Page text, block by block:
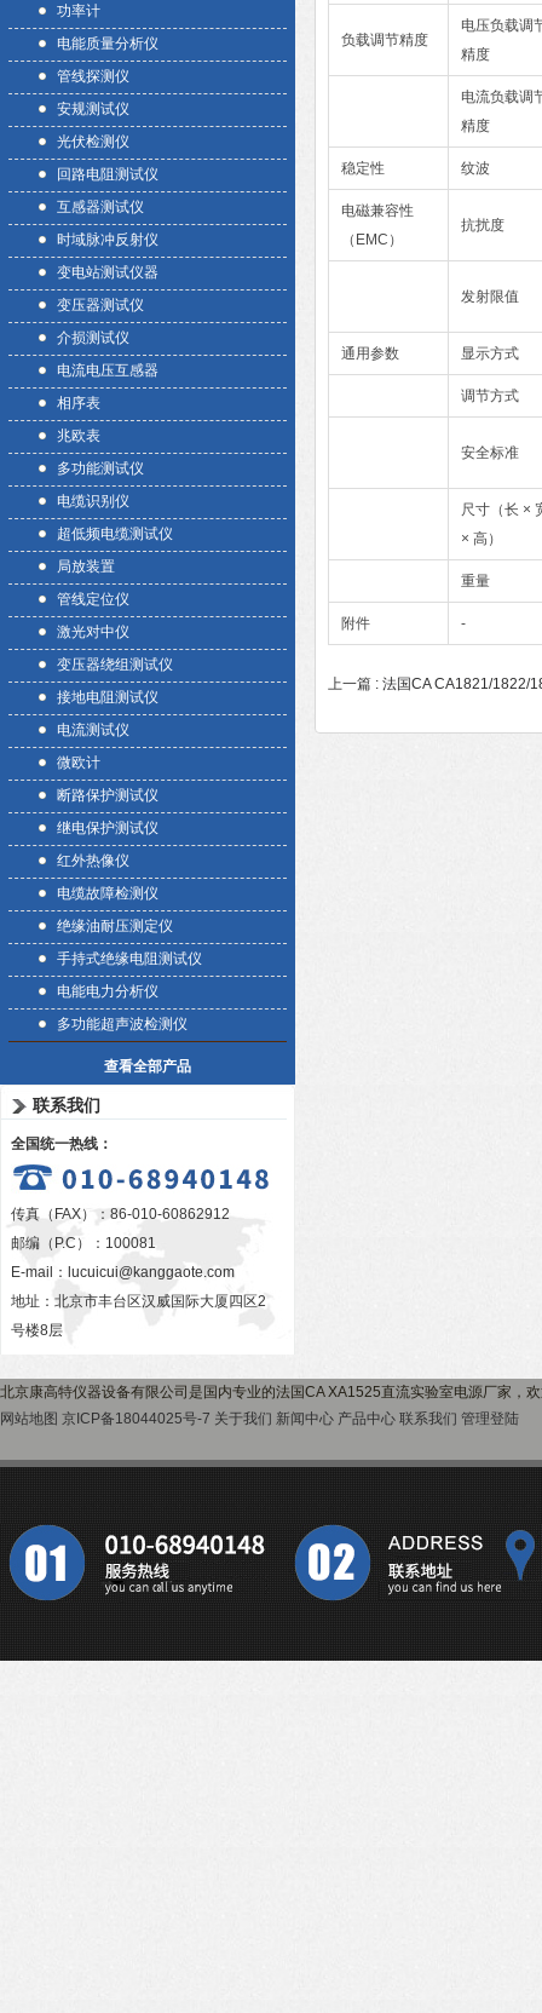
功率计
电能质量分析仪
管线探测仪
安规测试仪
光伏检测仪
回路电阻测试仪
互感器测试仪
时域脉冲反射仪
变电站测试仪器
变压器测试仪
介损测试仪
电流电压互感器
相序表
兆欧表
多功能测试仪
电缆识别仪
超低频电缆测试仪
局放装置
管线定位仪
激光对中仪
变压器绕组测试仪
接地电阻测试仪
电流测试仪
微欧计
断路保护测试仪
继电保护测试仪
红外热像仪
电缆故障检测仪
绝缘油耐压测定仪
手持式绝缘电阻测试仪
电能电力分析仪
多功能超声波检测仪
查看全部产品
联系我们
全国统一热线：
传真（FAX）：86-010-60862912
邮编（P.C）：100081
E-mail： lucuicui@kanggaote.com
地址：北京市丰台区汉威国际大厦四区2
号楼8层
负载调节精度
电压负载调
精度
电流负载调
精度
稳定性 纹波
电磁兼容性
（EMC）
抗扰度
发射限值
通用参数 显示方式
调节方式
安全标准
尺寸（长 ×
× 高）
重量
附件 -
上一篇 : 法国CA CA1821/1822/
北京康高特仪器设备有限公司是国内专业的法国CA XA1525直流实验室电源厂家，
网站地图 京ICP备18044025号-7 关于我们 新闻中心 产品中心 联系我们 管理登陆